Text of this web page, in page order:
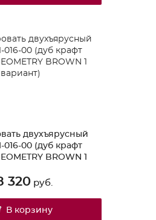
двухъярусный
016-00 (дуб крафт
BROWN 1
320 руб.
В корзину